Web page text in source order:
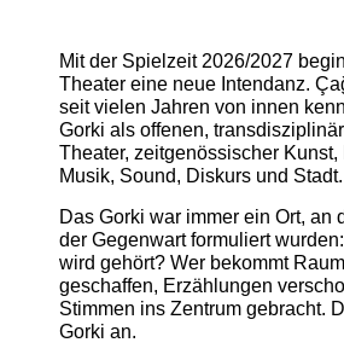
Mit der Spielzeit 2026/2027
Theater eine neue Intendanz.
seit vielen Jahren von innen
Gorki als offenen,
Theater, zeitgenössischer Kunst,
Musik, Sound, Diskurs und Stadt.
Das Gorki war immer ein Ort, an
der Gegenwart formuliert
wird gehört? Wer bekommt
geschaffen, Erzählungen
Stimmen ins Zentrum gebracht.
Gorki an.